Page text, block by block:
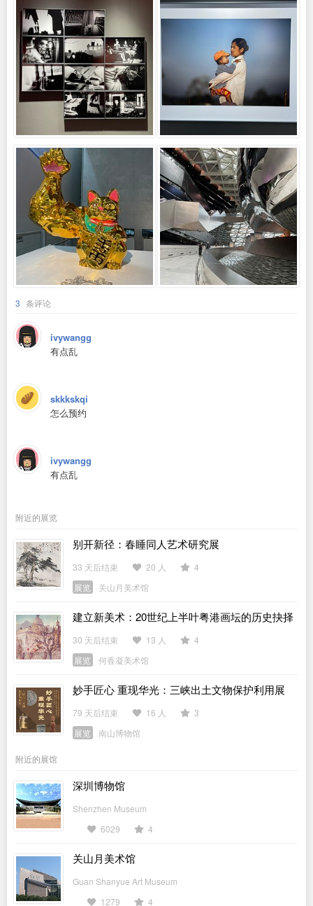
3 条评论
ivywangg
有点乱
skkkskqi
怎么预约
ivywangg
有点乱
附近的展览
别开新径：春睡同人艺术研究展
33 天后结束 20 人
4
展览
关山月美术馆
建立新美术：20世纪上半叶粤港画坛的历史抉择
30 天后结束 13 人
4
展览
何香凝美术馆
妙手匠心 重现华光：三峡出土文物保护利用展
79 天后结束 16 人
3
展览
南山博物馆
附近的展馆
深圳博物馆
Shenzhen Museum
6029
4
关山月美术馆
Guan Shanyue Art Museum
1279
4